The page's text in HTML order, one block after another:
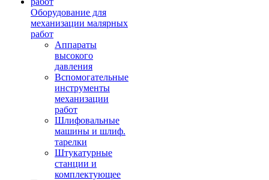
Оборудование для
механизации малярных
работ
Аппараты
высокого
давления
Вспомогательные
инструменты
механизации
работ
Шлифовальные
машины и шлиф.
тарелки
Штукатурные
станции и
комплектующее